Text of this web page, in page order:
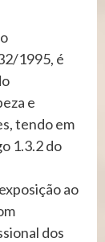
1995, é
e
tendo em
1.3.2 do
ao
dos